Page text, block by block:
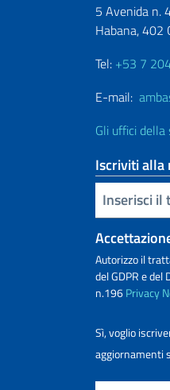
5 Avenida n.
Habana, 402
Tel: +53 7
E-mail:
Gli uffici della
Iscriviti
Inserisci la tua email
Autorizzo il
del GDPR e
n.196Privacy
Sì, voglio
aggiornamenti